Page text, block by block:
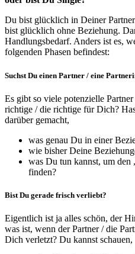
Du bist glücklich in Deiner
bist glücklich ohne Beziehung.
Handlungsbedarf. Anders ist es,
folgenden Phasen befindest:
Suchst Du einen Partner / eine
Es gibt so viele potenzielle
richtige / die richtige für Dich?
darüber gemacht,
was genau Du in einer
wie bisher Deine
was Du tun kannst, um den
finden?
Bist Du gerade frisch verliebt?
Eigentlich ist ja alles schön, der
was ist, wenn der Partner / die
Dich verletzt? Du kannst schauen,